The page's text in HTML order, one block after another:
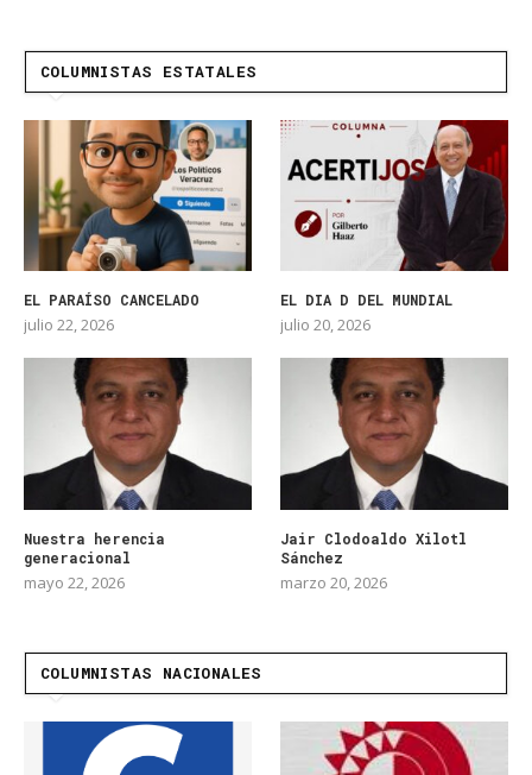
COLUMNISTAS ESTATALES
EL PARAÍSO CANCELADO
julio 22, 2026
EL DIA D DEL MUNDIAL
julio 20, 2026
Nuestra herencia
generacional
mayo 22, 2026
Jair Clodoaldo Xilotl
Sánchez
marzo 20, 2026
COLUMNISTAS NACIONALES